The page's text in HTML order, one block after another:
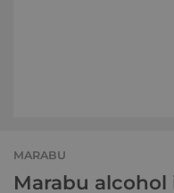
MARABU
Marabu